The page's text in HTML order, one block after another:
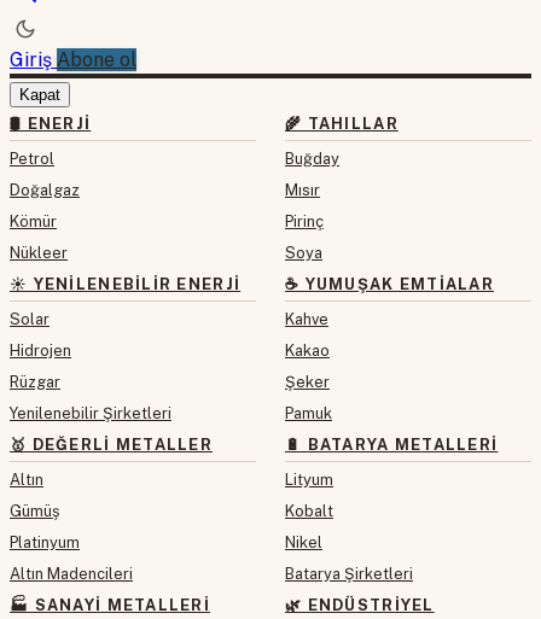
Giriş Abone ol
Kapat
🛢 ENERJI
Petrol
Doğalgaz
Kömür
Nükleer
☀️ YENILENEBILIR ENERJI
Solar
Hidrojen
Rüzgar
Yenilenebilir Şirketleri
🥇 DEĞERLI METALLER
Altın
Gümüş
Platinyum
Altın Madencileri
🏭 SANAYI METALLERI
🌾 TAHILLAR
Buğday
Mısır
Pirinç
Soya
☕ YUMUŞAK EMTIALAR
Kahve
Kakao
Şeker
Pamuk
🔋 BATARYA METALLERI
Lityum
Kobalt
Nikel
Batarya Şirketleri
🌿 ENDÜSTRIYEL